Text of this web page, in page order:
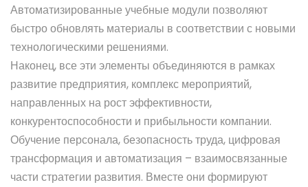
Автоматизированные учебные модули позволяют
быстро обновлять материалы в соответствии с новыми
технологическими решениями.
Наконец, все эти элементы объединяются в рамках
развитие предприятия, комплекс мероприятий,
направленных на рост эффективности,
конкурентоспособности и прибыльности компании.
Обучение персонала, безопасность труда, цифровая
трансформация и автоматизация – взаимосвязанные
части стратегии развития. Вместе они формируют